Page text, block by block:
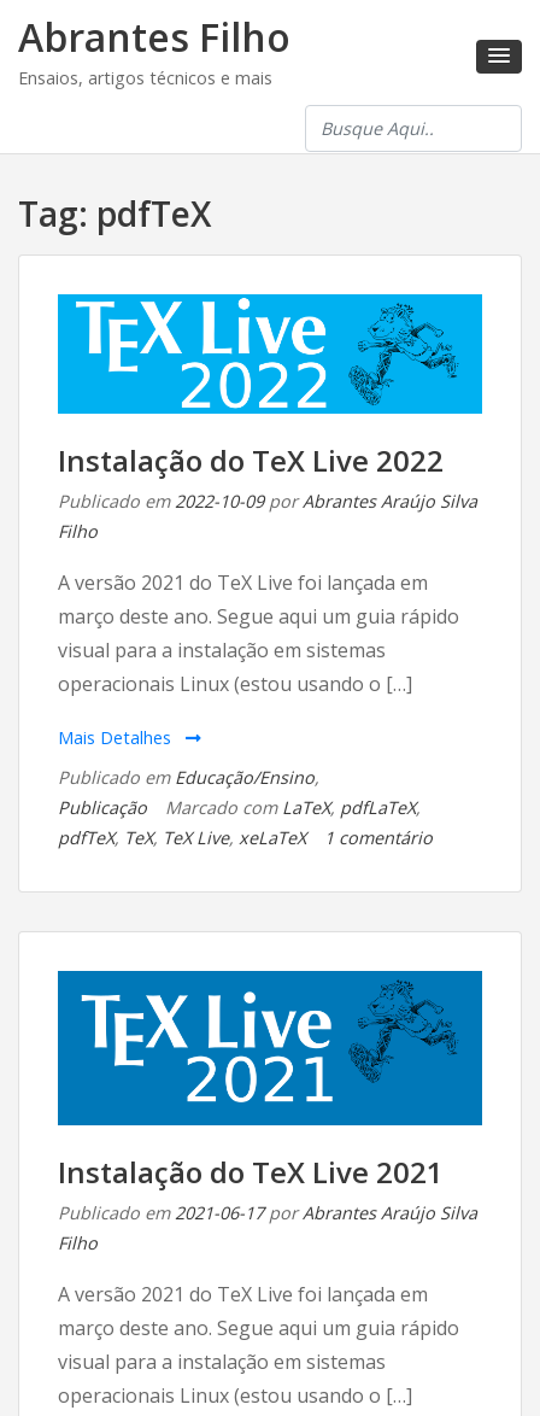
Abrantes Filho
Ensaios, artigos técnicos e mais
Tag: pdfTeX
Instalação do TeX Live 2022
Publicado em2022-10-09porAbrantes Araújo Silva
Filho
A versão 2021 do TeX Live foi lançada em
março deste ano. Segue aqui um guia rápido
visual para a instalação em sistemas
operacionais Linux (estou usando o […]
Mais Detalhes
Publicado em Educação/Ensino,
Publicação
Marcado com LaTeX, pdfLaTeX,
pdfTeX, TeX, TeX Live, xeLaTeX 1 comentárioem
do
TeX
Instalação do TeX Live 2021
Publicado em2021-06-17porAbrantes Araújo Silva
Filho
A versão 2021 do TeX Live foi lançada em
março deste ano. Segue aqui um guia rápido
visual para a instalação em sistemas
operacionais Linux (estou usando o […]